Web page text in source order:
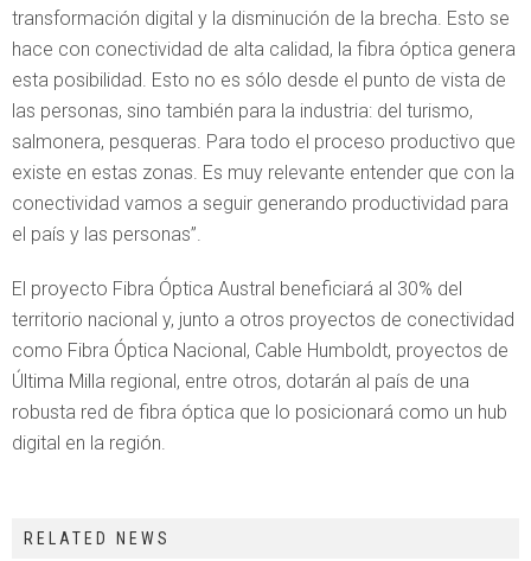
transformación digital y la disminución de la brecha. Esto se
hace con conectividad de alta calidad, la fibra óptica genera
esta posibilidad. Esto no es sólo desde el punto de vista de
las personas, sino también para la industria: del turismo,
salmonera, pesqueras. Para todo el proceso productivo que
existe en estas zonas. Es muy relevante entender que con la
conectividad vamos a seguir generando productividad para
el país y las personas”.
El proyecto Fibra Óptica Austral beneficiará al 30% del
territorio nacional y, junto a otros proyectos de conectividad
como Fibra Óptica Nacional, Cable Humboldt, proyectos de
Última Milla regional, entre otros, dotarán al país de una
robusta red de fibra óptica que lo posicionará como un hub
digital en la región.
RELATED NEWS